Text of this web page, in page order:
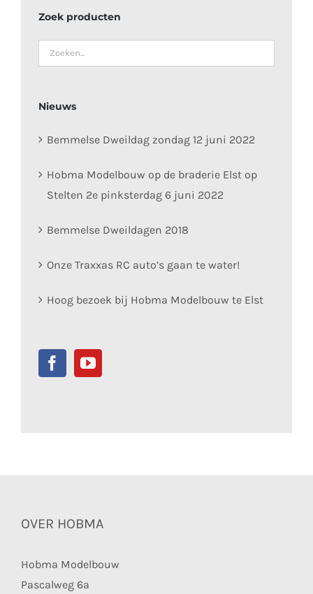
Zoek producten
Nieuws
Bemmelse Dweildag zondag 12 juni 2022
Hobma Modelbouw op de braderie Elst op
Stelten 2e pinksterdag 6 juni 2022
Bemmelse Dweildagen 2018
Onze Traxxas RC auto’s gaan te water!
Hoog bezoek bij Hobma Modelbouw te Elst
OVER HOBMA
Hobma Modelbouw
Pascalweg 6a